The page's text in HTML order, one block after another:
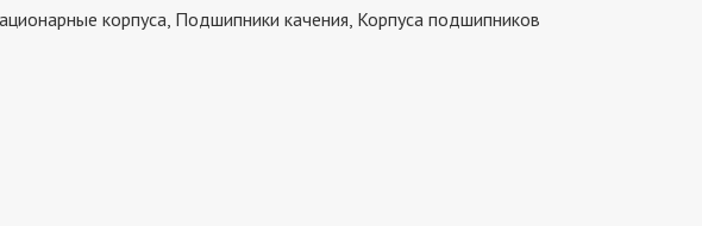
корпуса, Подшипники качения, Корпуса подшипников